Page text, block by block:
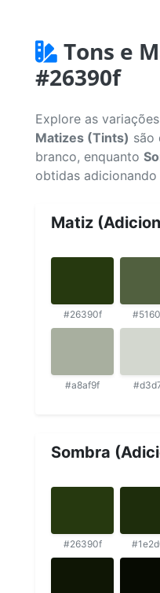
Tons e
#26390f
Explore as
Matizes (Tints) são
branco, enquanto
obtidas
Matiz
#26390f
#a8af9f
Sombra
#26390f